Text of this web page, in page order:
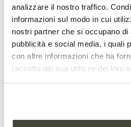
analizzare il nostro traffico.
informazioni sul modo in cui
nostri partner che si occupano di
pubblicità e social media, i quali
con altre informazioni che ha
raccolto dal suo utilizzo dei loro
le segnalazionipossono
dagli enti territoriali,
direttamente dai
diversamente da ciò che
iniziative, possono